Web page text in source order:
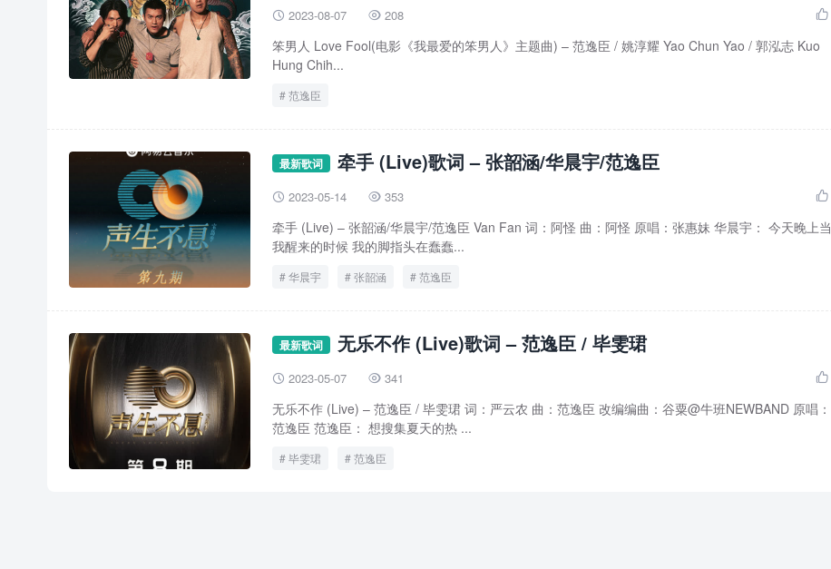
 2023-08-07  208 
笨男人 Love Fool(电影《我最爱的笨男人》主题曲) – 范逸臣 / 姚淳耀 Yao Chun Yao / 郭泓志 Kuo
Hung Chih...
范逸臣
最新歌词 牵手 (Live)歌词 – 张韶涵/华晨宇/范逸臣
 2023-05-14  353 
牵手 (Live) – 张韶涵/华晨宇/范逸臣 Van Fan 词：阿怪 曲：阿怪 原唱：张惠妹 华晨宇： 今天晚上当
我醒来的时候 我的脚指头在蠢蠢...
华晨宇 张韶涵 范逸臣
最新歌词 无乐不作 (Live)歌词 – 范逸臣 / 毕雯珺
 2023-05-07  341 
无乐不作 (Live) – 范逸臣 / 毕雯珺 词：严云农 曲：范逸臣 改编编曲：谷粟@牛班NEWBAND 原唱：
范逸臣 范逸臣： 想搜集夏天的热 ...
毕雯珺 范逸臣